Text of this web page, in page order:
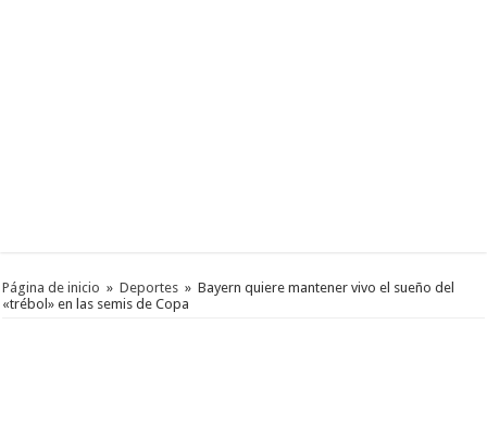
Página de inicio » Deportes » Bayern quiere mantener vivo el sueño del
«trébol» en las semis de Copa